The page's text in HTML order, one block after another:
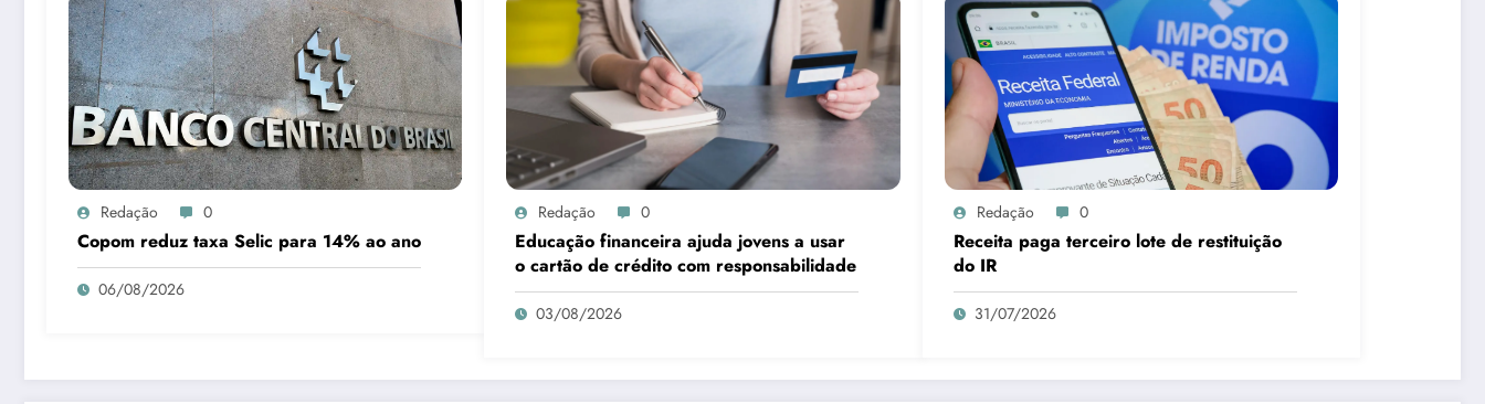
Redação 0
Copom reduz taxa Selic para 14% ao ano
06/08/2026
Redação 0
Educação financeira ajuda jovens a usar
o cartão de crédito com responsabilidade
03/08/2026
Redação 0
Receita paga terceiro lote de restituição
do IR
31/07/2026